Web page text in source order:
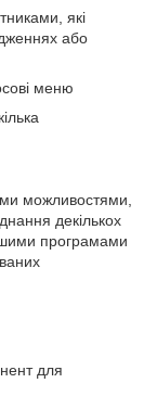
які
або
меню
можливостями,
декількох
програмами
для